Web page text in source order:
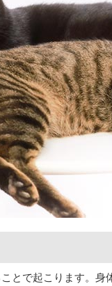
とで起こります。身